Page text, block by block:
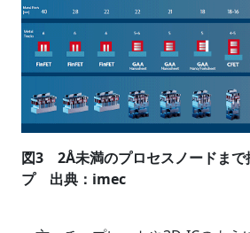
図3 2Å未満のプロセスノードまで
プ 出典：imec